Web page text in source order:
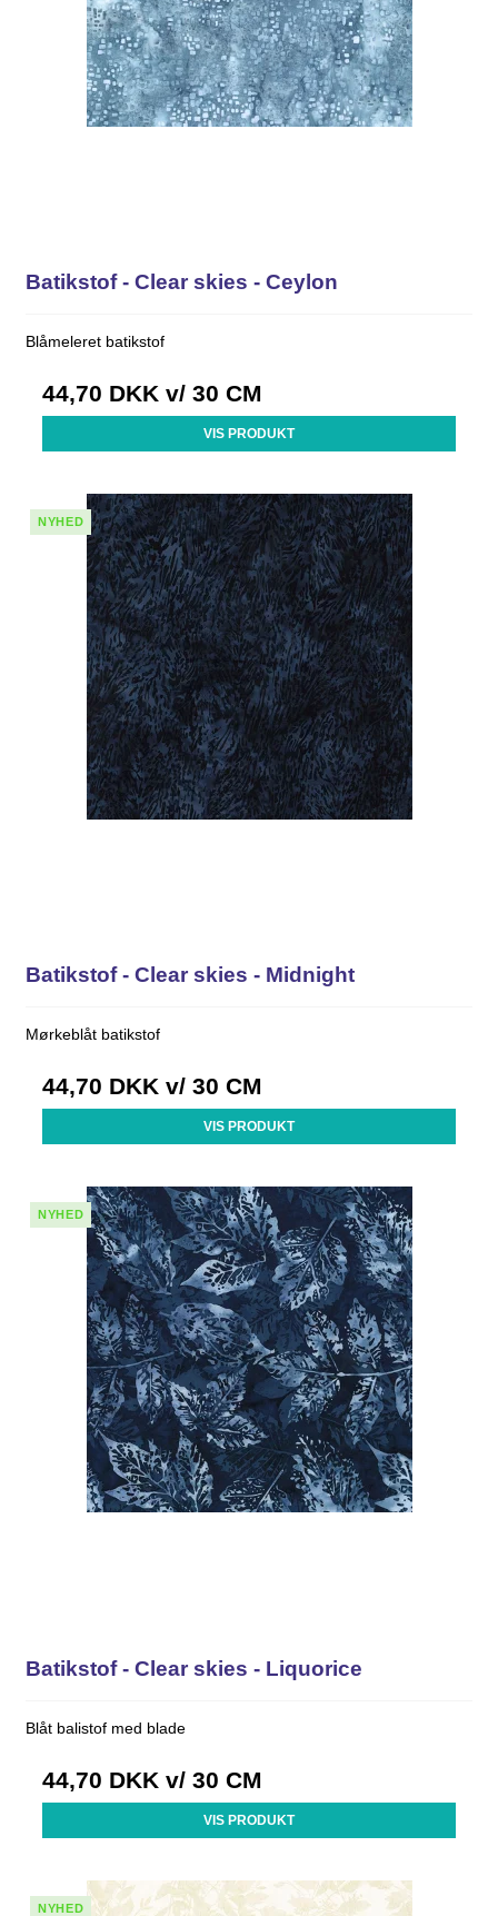
Batikstof - Clear skies - Ceylon
Blåmeleret batikstof
44,70 DKK v/ 30 CM
VIS PRODUKT
NYHED
Batikstof - Clear skies - Midnight
Mørkeblåt batikstof
44,70 DKK v/ 30 CM
VIS PRODUKT
NYHED
Batikstof - Clear skies - Liquorice
Blåt balistof med blade
44,70 DKK v/ 30 CM
VIS PRODUKT
NYHED